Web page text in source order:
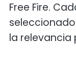
Free Fire.
la relevancia